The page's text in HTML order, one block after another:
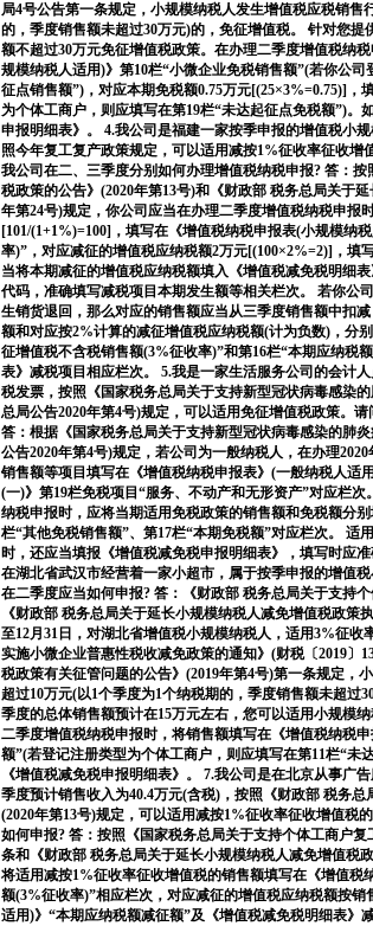
局4号公告第一条规定，小规模纳税人发生增值税应税销
的，季度销售额未超过30万元)的，免征增值税。 针对您
额不超过30万元免征增值税政策。在办理二季度增值税纳
规模纳税人适用)》第10栏“小微企业免税销售额”(若你公
征点销售额”)，对应本期免税额0.75万元[(25×3%=0.75)]，
为个体工商户，则应填写在第19栏“未达起征点免税额”)
申报明细表》。 4.我公司是福建一家按季申报的增值税小
照今年复工复产政策规定，可以适用减按1%征收率征收增
我公司在二、三季度分别如何办理增值税纳税申报? 答：
税政策的公告》(2020年第13号)和《财政部 税务总局关于
年第24号)规定，你公司应当在办理二季度增值税纳税申报
[101/(1+1%)=100]，填写在《增值税纳税申报表(小规模纳
率)”，对应减征的增值税应纳税额2万元[(100×2%=2)]，填
当将本期减征的增值税应纳税额填入《增值税减免税明细
代码，准确填写减税项目本期发生额等相关栏次。 若你公
生销货退回，那么对应的销售额应当从三季度销售额中扣
额和对应按2%计算的减征增值税应纳税额(计为负数)，分
征增值税不含税销售额(3%征收率)”和第16栏“本期应纳税
表》减税项目相应栏次。 5.我是一家生活服务公司的会计
税发票，按照《国家税务总局关于支持新型冠状病毒感染
总局公告2020年第4号)规定，可以适用免征增值税政策。
答：根据《国家税务总局关于支持新型冠状病毒感染的肺
公告2020年第4号)规定，若公司为一般纳税人，在办理
销售额等项目填写在《增值税纳税申报表》(一般纳税人适
(一)》第19栏免税项目“服务、不动产和无形资产”对应栏
纳税申报时，应将当期适用免税政策的销售额和免税额分
栏“其他免税销售额”、第17栏“本期免税额”对应栏次。
时，还应当填报《增值税减免税申报明细表》，填写时应
在湖北省武汉市经营着一家小超市，属于按季申报的增值
在二季度应当如何申报? 答：《财政部 税务总局关于支持
《财政部 税务总局关于延长小规模纳税人减免增值税政策
至12月31日，对湖北省增值税小规模纳税人，适用3%征
实施小微企业普惠性税收减免政策的通知》(财税〔2019
税政策有关征管问题的公告》(2019年第4号)第一条规定，
超过10万元(以1个季度为1个纳税期的，季度销售额未超过
季度的总体销售额预计在15万元左右，您可以适用小规模
二季度增值税纳税申报时，将销售额填写在《增值税纳税
额”(若登记注册类型为个体工商户，则应填写在第11栏“未
《增值税减免税申报明细表》。 7.我公司是在北京从事广
季度预计销售收入为40.4万元(含税)，按照《财政部 税务
(2020年第13号)规定，可以适用减按1%征收率征收增值税
如何申报? 答：按照《国家税务总局关于支持个体工商户
条和《财政部 税务总局关于延长小规模纳税人减免增值税
将适用减按1%征收率征收增值税的销售额填写在《增值
额(3%征收率)”相应栏次，对应减征的增值税应纳税额按
适用)》“本期应纳税额减征额”及《增值税减免税明细表》